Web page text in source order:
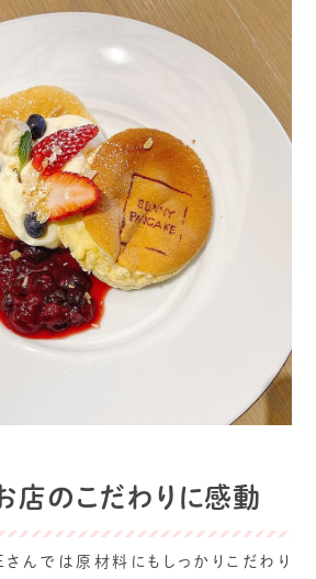
店のこだわりに感動
んでは原材料にもしっかりこだわり